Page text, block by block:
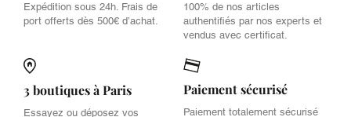
Expédition sous 24h. Frais de
port offerts dès 500€ d’achat.
100% de nos articles
authentifiés par nos experts et
vendus avec certificat.
3 boutiques à Paris
Essayez ou déposez vos
Paiement sécurisé
Paiement totalement sécurisé